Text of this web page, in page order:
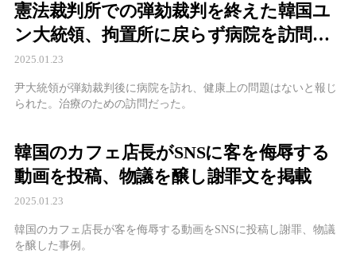
憲法裁判所での弾劾裁判を終えた韓国ユ
ン大統領、拘置所に戻らず病院を訪問し
た理由とは？
2025.01.23
尹大統領が弾劾裁判後に病院を訪れ、健康上の問題はないと報じ
られた。治療のための訪問だった。
韓国のカフェ店長がSNSに客を侮辱する
動画を投稿、物議を醸し謝罪文を掲載
2025.01.23
韓国のカフェ店長が客を侮辱する動画をSNSに投稿し謝罪、物議
を醸した事例。